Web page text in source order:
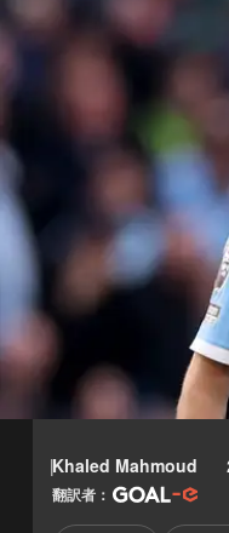
Khaled Mahmoud
翻訳者：